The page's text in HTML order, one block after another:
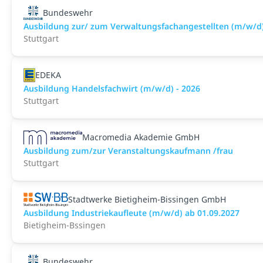
Bundeswehr
Ausbildung zur/ zum Verwaltungsfachangestellten (m/w/
Stuttgart
EDEKA
Ausbildung Handelsfachwirt (m/w/d) - 2026
Stuttgart
Macromedia Akademie GmbH
Ausbildung zum/zur Veranstaltungs­kaufmann /frau
Stuttgart
Stadtwerke Bietigheim-Bissingen GmbH
Ausbildung Industriekaufleute (m/w/d) ab 01.09.2027
Bietigheim-Bssingen